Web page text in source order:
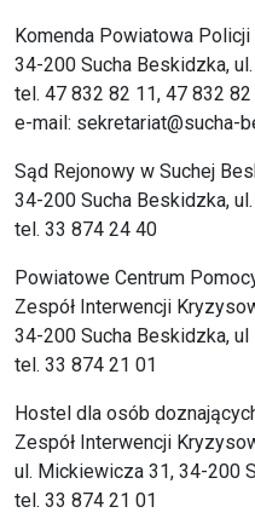
Komenda Powiatowa
34-200 Sucha Beskidzka,
tel. 47 832 82 11, 47 832
e-mail: sekretariat@sucha-
Sąd Rejonowy w Suchej
34-200 Sucha Beskidzka,
tel. 33 874 24 40
Powiatowe Centrum
Zespół Interwencji
34-200 Sucha Beskidzka,
tel. 33 874 21 01
Hostel dla osób
Zespół Interwencji
ul. Mickiewicza 31, 34-200
tel. 33 874 21 01